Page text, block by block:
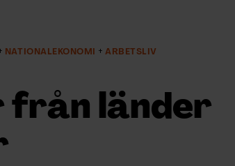
NATIONALEKONOMI ARBETSLIV
från länder